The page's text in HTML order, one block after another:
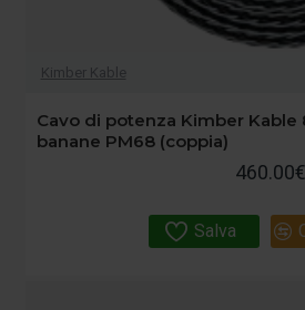
Kimber Kable
Cavo di potenza Kimber Kable
banane PM68 (coppia)
460.00€
Salva